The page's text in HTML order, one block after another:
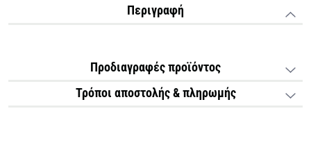
Περιγραφή
Προδιαγραφές προϊόντος
Τρόποι αποστολής & πληρωμής